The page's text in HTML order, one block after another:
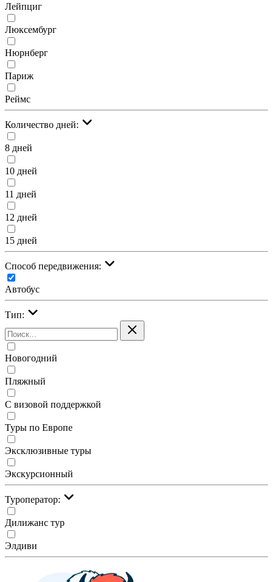
Лейпциг
Люксембург
Нюрнберг
Париж
Реймс
Количество дней:
8 дней
10 дней
11 дней
12 дней
15 дней
Cпособ передвижения:
Автобус
Тип:
Новогодний
Пляжный
С визовой поддержкой
Туры по Европе
Эксклюзивные туры
Экскурсионный
Туроператор:
Дилижанс тур
Элдиви